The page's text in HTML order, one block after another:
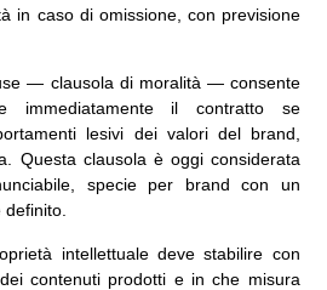
in caso di omissione, con previsione
— clausola di moralità — consente
immediatamente il contratto se
lesivi dei valori del brand,
Questa clausola è oggi considerata
specie per brand con un
definito.
intellettuale deve stabilire con
contenuti prodotti e in che misura